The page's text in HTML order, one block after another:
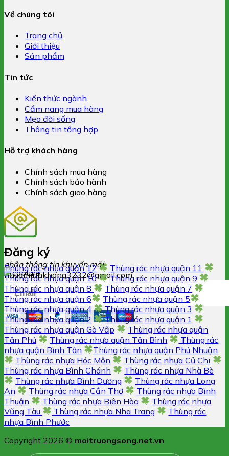
Về chúng tôi
Trang chủ
Giới thiệu
Sản phẩm
Tin tức
Kiến thức ngành
Cẩm nang mua hàng
Mẹo đời sống
Thông tin tổng hợp
Hỗ trợ khách hàng
Chính sách mua hàng
Chính sách bảo hành
Chính sách giao hàng
Đăng ký
nhận thông tin khuyến mãi
nhuaminhkhang3232@gmail.com
Thùng rác nhựa quận 12
Thùng rác nhựa quận 11
Thùng rác nhựa quận 10
Thùng rác nhựa quận 9
Thùng rác nhựa quận 8
Thùng rác nhựa quận 7
Thùng rác nhựa quận 6
Thùng rác nhựa quận 5
Thùng rác nhựa quận 4
Thùng rác nhựa quận 3
Thùng rác nhựa quận 2
Thùng rác nhựa quận 1
Thùng rác nhựa quận Gò Vấp
Thùng rác nhựa quận
Tân Phú
Thùng rác nhựa quận Tân Bình
Thùng rác
nhựa quận Bình Tân
Thùng rác nhựa quận Phú Nhuận
Thùng rác nhựa Hóc Môn
Thùng rác nhựa Củ Chi
Thùng rác nhựa Bình Chánh
Thùng rác nhựa Nhà Bè
Thùng rác nhựa Bình Dương
Thùng rác nhựa Long
An
Thùng rác nhựa Cần Thơ
Thùng rác nhựa Bình
Thuận
Thùng rác nhựa Biên Hòa
Thùng rác nhựa
Vũng Tàu
Thùng rác nhựa Nha Trang
Thùng rác
nhựa Bình Phước
Copyright 2026 © moitruongsong.net.vn